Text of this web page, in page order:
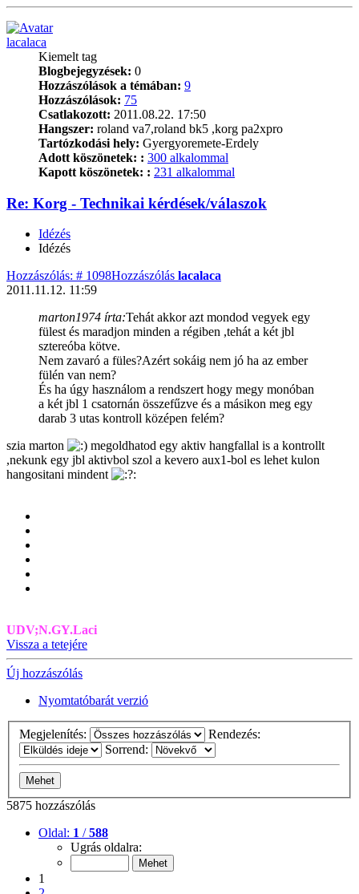
lacalaca
Kiemelt tag
Blogbejegyzések: 0
Hozzászólások a témában: 9
Hozzászólások: 75
Csatlakozott: 2011.08.22. 17:50
Hangszer: roland va7,roland bk5 ,korg pa2xpro
Tartózkodási hely: Gyergyoremete-Erdely
Adott köszönetek: : 300 alkalommal
Kapott köszönetek: : 231 alkalommal
Re: Korg - Technikai kérdések/válaszok
Idézés
Idézés
Hozzászólás: # 1098Hozzászólás lacalaca
2011.11.12. 11:59
marton1974 írta:Tehát akkor azt mondod vegyek egy
fülest és maradjon minden a régiben ,tehát a két jbl
sztereóba kötve.
Nem zavaró a füles?Azért sokáig nem jó ha az ember
fülén van nem?
És ha úgy használom a rendszert hogy megy monóban
a két jbl 1 csatornán összefűzve és a másikon meg egy
darab 3 utas kontroll középen felém?
szia marton
megoldhatod egy aktiv hangfallal is a kontrollt
,nekunk egy jbl aktivbol szol a kevero aux1-bol es lehet kulon
hangositani mindent
UDV;N.GY.Laci
Vissza a tetejére
Új hozzászólás
Nyomtatóbarát verzió
Megjelenítés:
Rendezés:
Sorrend:
5875 hozzászólás
Oldal: 1 /588
Ugrás oldalra:
1